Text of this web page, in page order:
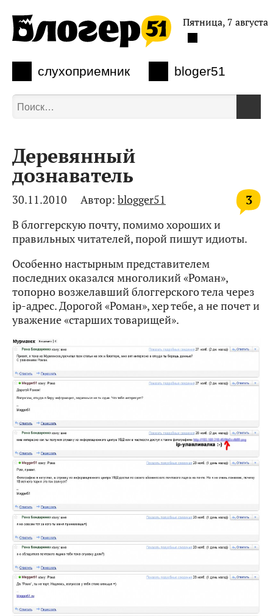
слухоприемник bloger51
Пятница, 7 августа
Деревянный
дознаватель
3
30.11.2010 Автор: blogger51
В блоггерскую почту, помимо хороших и
правильных читателей, порой пишут идиоты.
Особенно настырным представителем
последних оказался многоликий «Роман»,
топорно возжелавший блоггерского тела через
ip-адрес. Дорогой «Роман», хер тебе, а не почет и
уважение «старших товарищей».